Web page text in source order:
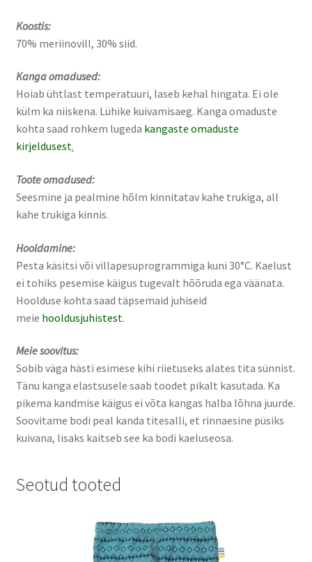
Koostis:
70% meriinovill, 30% siid.
Kanga omadused:
Hoiab ühtlast temperatuuri, laseb kehal hingata. Ei ole
külm ka niiskena. Lühike kuivamisaeg. Kanga omaduste
kohta saad rohkem lugeda kangaste omaduste
kirjeldusest.
Toote omadused:
Seesmine ja pealmine hõlm kinnitatav kahe trukiga, all
kahe trukiga kinnis.
Hooldamine:
Pesta käsitsi või villapesuprogrammiga kuni 30°C. Kaelust
ei tohiks pesemise käigus tugevalt hõõruda ega väänata.
Hoolduse kohta saad täpsemaid juhiseid
meie hooldusjuhistest.
Meie soovitus:
Sobib väga hästi esimese kihi riietuseks alates tita sünnist.
Tänu kanga elastsusele saab toodet pikalt kasutada. Ka
pikema kandmise käigus ei võta kangas halba lõhna juurde.
Soovitame bodi peal kanda titesalli, et rinnaesine püsiks
kuivana, lisaks kaitseb see ka bodi kaeluseosa.
Seotud tooted